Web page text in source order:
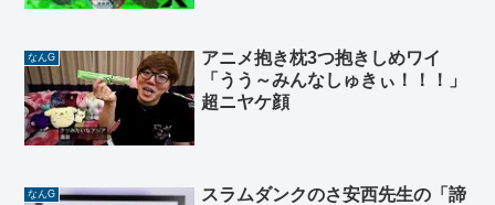
なんG
アニメ抱き枕3つ抱きしめワイ
「うう～みんなしゅきぃ！！！」
超ニヤケ顔
なんG
スラムダンクのさ安西先生の「諦